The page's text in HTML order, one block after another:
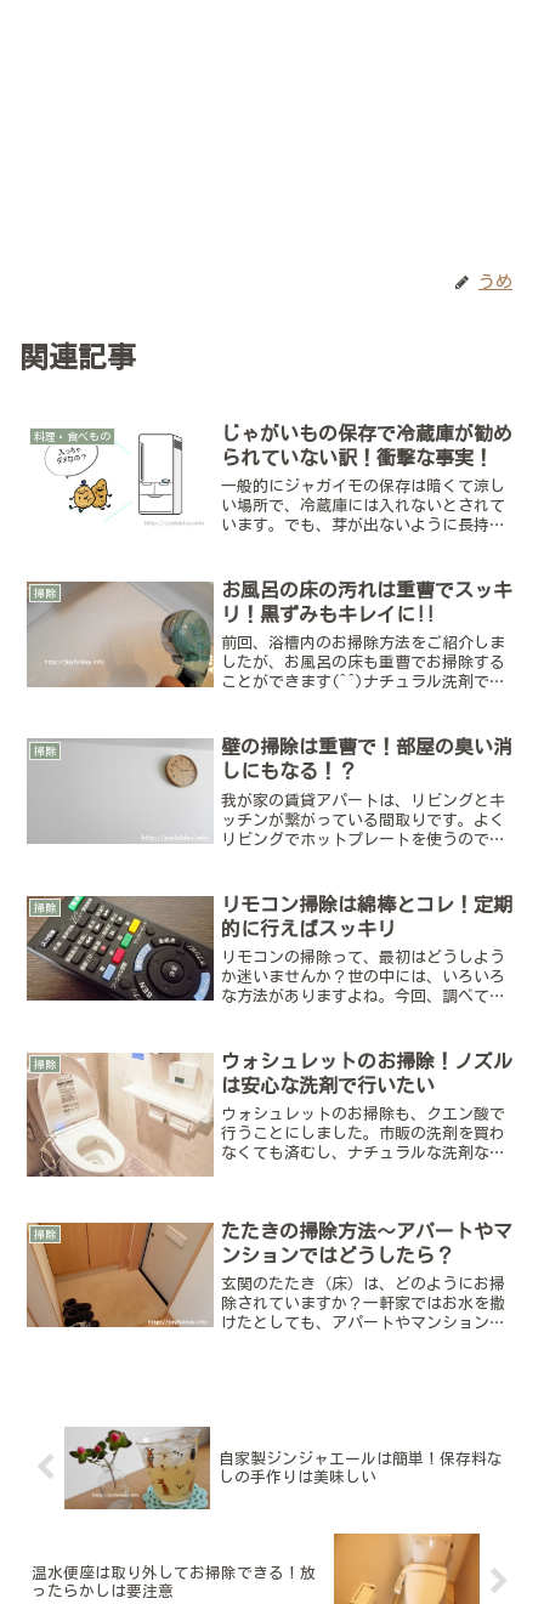
うめ
関連記事
料理・食べもの
じゃがいもの保存で冷蔵庫が勧め
られていない訳！衝撃な事実！
一般的にジャガイモの保存は暗くて涼し
い場所で、冷蔵庫には入れないとされて
います。でも、芽が出ないように長持ち
して保存なんて場合は、冷蔵庫に入れた
くなってしまいませんか？...
掃除
お風呂の床の汚れは重曹でスッキ
リ！黒ずみもキレイに!!
前回、浴槽内のお掃除方法をご紹介しま
したが、お風呂の床も重曹でお掃除する
ことができます(^^)ナチュラル洗剤でお
になった様子も含めて、手順をご紹介し
ていきますね。お風呂...
掃除
壁の掃除は重曹で！部屋の臭い消
しにもなる！？
我が家の賃貸アパートは、リビングとキ
ッチンが繋がっている間取りです。よく
リビングでホットプレートを使うので、
油が徐々に溜まってしまってるんじゃな
いかと心配です。なので、...
掃除
リモコン掃除は綿棒とコレ！定期
的に行えばスッキリ
リモコンの掃除って、最初はどうしよう
か迷いませんか？世の中には、いろいろ
な方法がありますよね。今回、調べてみ
しました（笑）我が家で取り入れている
方法は、ペロンと剥がせる...
掃除
ウォシュレットのお掃除！ノズル
は安心な洗剤で行いたい
ウォシュレットのお掃除も、クエン酸で
行うことにしました。市販の洗剤を買わ
なくても済むし、ナチュラルな洗剤なの
する物トイレの取扱説...
掃除
たたきの掃除方法～アパートやマ
ンションではどうしたら？
玄関のたたき（床）は、どのようにお掃
除されていますか？一軒家ではお水を撒
けたとしても、アパートやマンションで
自家製ジンジャエールは簡単！保存料な
しの手作りは美味しい
温水便座は取り外してお掃除できる！放
ったらかしは要注意